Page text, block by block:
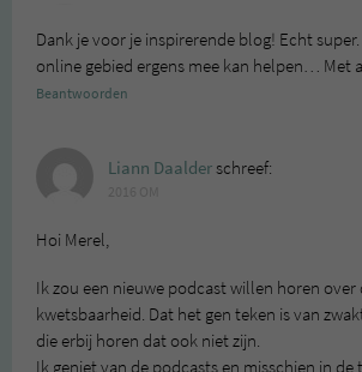
Dank je voor je inspirerende blog! Echt
online gebied ergens mee kan helpen… Met
Beantwoorden
Liann Daalderschreef:
Hoi Merel,
Ik zou een nieuwe podcast willen horen over
kwetsbaarheid. Dat het gen teken is van
die erbij horen dat ook niet zijn.